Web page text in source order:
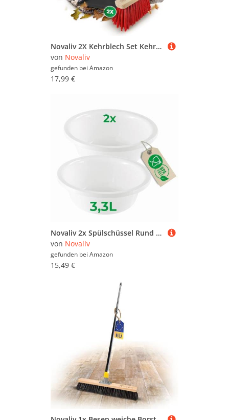
Novaliv 2X Kehrblech Set Kehrblechgarnitur Handfeger ELASTONBORSTEN und Kehrblech Metall schwarz lackiert Kehrblechbesen zum Aufkehren Handkehrset Kehrblechset Kehrschaufel Feger und Kehrblech
von Novaliv
gefunden bei Amazon
17,99 €
Novaliv 2x Spülschüssel Rund 3,3L, D28 cm, Weiß, BPA-frei Spülmaschinenfest Ideal für Küche und Camping, Rundschüssel, Runde Plastikschüssel, Waschschüssel, Kunststoffschüssel, Plastic bowl
von Novaliv
gefunden bei Amazon
15,49 €